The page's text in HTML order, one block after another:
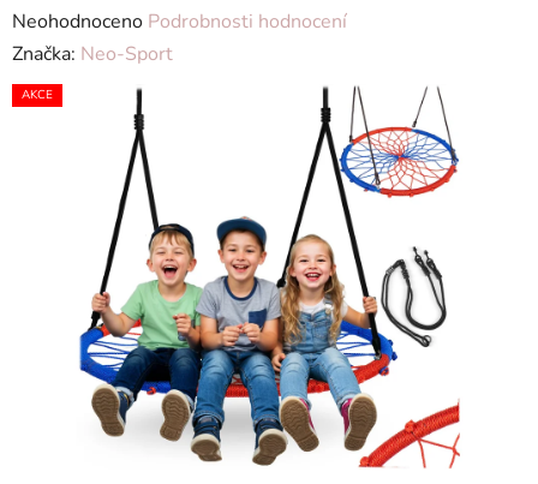
Průměrné
hodnocení
produktu
Neohodnoceno Podrobnosti hodnocení
Značka: Neo-Sport
AKCE